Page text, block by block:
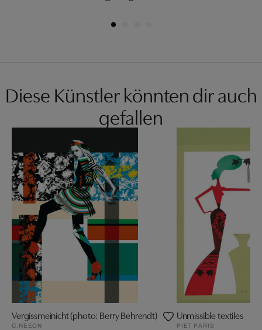
Diese Künstler könnten dir auch
gefallen
Vergissmeinicht (photo: Berry Behrendt)
C.NEEON
Unmissible textiles
PIET PARIS